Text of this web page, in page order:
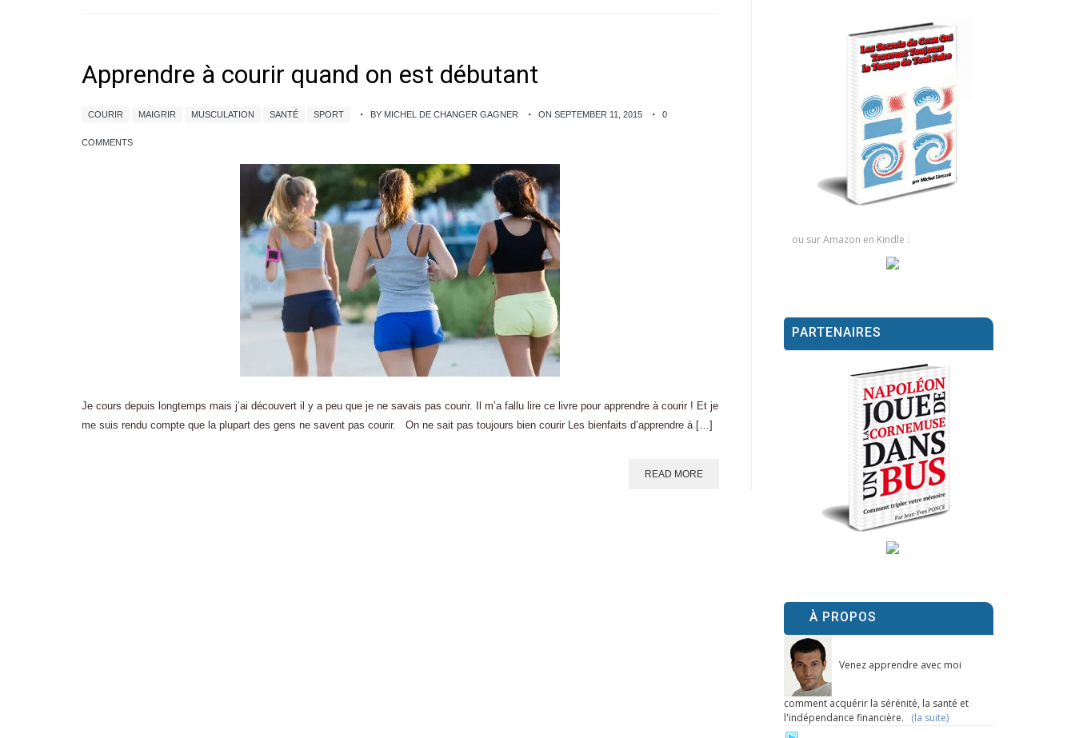
Apprendre à courir quand on est débutant
COURIR MAIGRIR MUSCULATION SANTÉ SPORT BY MICHEL DE CHANGER GAGNER ON SEPTEMBER 11, 2015 0
COMMENTS
Je cours depuis longtemps mais j’ai découvert il y a peu que je ne savais pas courir. Il m’a fallu lire ce livre pour apprendre à courir ! Et je
me suis rendu compte que la plupart des gens ne savent pas courir. On ne sait pas toujours bien courir Les bienfaits d’apprendre à […]
READ MORE
ou sur Amazon en Kindle :
PARTENAIRES
À PROPOS
Venez apprendre avec moi
comment acquérir la sérénité, la santé et
l'indépendance financière. (la suite)